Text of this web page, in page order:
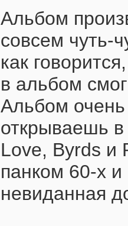
Альбом
совсем чуть-
как
в альбом
Альбом
открываешь
Love, Byrds и
панком 60-х
невиданная